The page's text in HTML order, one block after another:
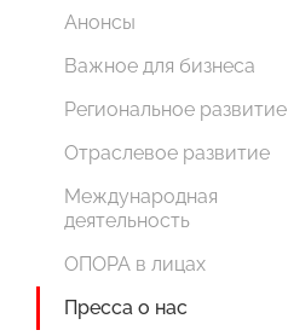
Анонсы
Важное для бизнеса
Региональное развитие
Отраслевое развитие
Международная
деятельность
ОПОРА в лицах
Пресса о нас